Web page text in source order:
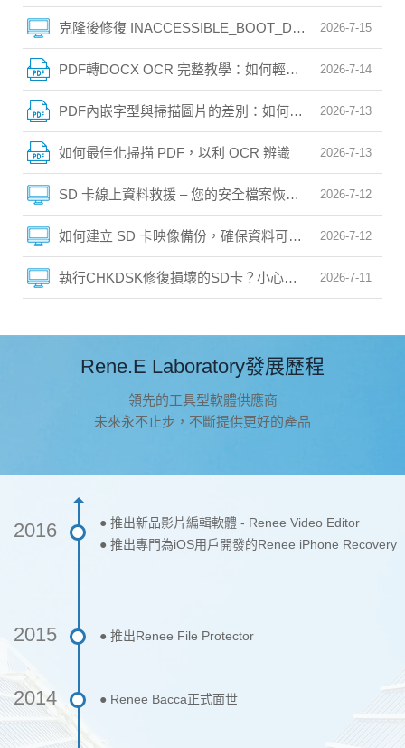
2026-7-15
克隆後修復 INACCESSIBLE_BOOT_DEVICE 藍畫面錯
2026-7-14
PDF轉DOCX OCR 完整教學：如何輕鬆把掃描檔轉成可
2026-7-13
PDF內嵌字型與掃描圖片的差別：如何選對OCR樣式？
2026-7-13
如何最佳化掃描 PDF，以利 OCR 辨識
2026-7-12
SD 卡線上資料救援 – 您的安全檔案恢復指南
2026-7-12
如何建立 SD 卡映像備份，確保資料可安全復原
2026-7-11
執行CHKDSK修復損壞的SD卡？小心，資料可能永遠消
Rene.E Laboratory發展歷程
領先的工具型軟體供應商
未來永不止步，不斷提供更好的產品
2016
2015
2014
● 推出新品影片編輯軟體 - Renee Video Editor
● 推出專門為iOS用戶開發的Renee iPhone Recovery
● 推出Renee File Protector
● Renee Bacca正式面世